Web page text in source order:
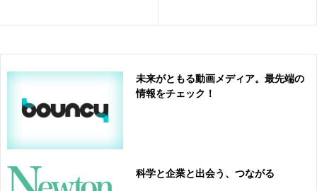
未来がともる動画メディア。最先端の
情報をチェック！
科学と企業と出会う、つながる